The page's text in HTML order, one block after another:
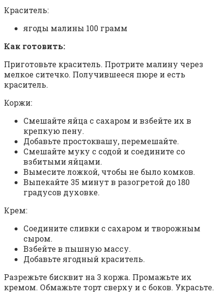
Краситель:
ягоды малины 100 грамм
Как готовить:
Приготовьте краситель. Протрите малину через
мелкое ситечко. Получившееся пюре и есть
краситель.
Коржи:
Смешайте яйца с сахаром и взбейте их в
крепкую пену.
Добавьте простоквашу, перемешайте.
Смешайте муку с содой и соедините со
взбитыми яйцами.
Вымесите ложкой, чтобы не было комков.
Выпекайте 35 минут в разогретой до 180
градусов духовке.
Крем:
Соедините сливки с сахаром и творожным
сыром.
Взбейте в пышную массу.
Добавьте ягодный краситель.
Разрежьте бисквит на 3 коржа. Промажьте их
кремом. Обмажьте торт сверху и с боков. Украсьте.